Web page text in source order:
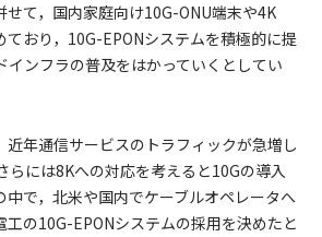
せて，国内家庭向け10G-ONU端末や4K
おり，10G-EPONシステムを積極的に提
インフラの普及をはかっていくとしてい
年通信サービスのトラフィックが急増し
らには8Kへの対応を考えると10Gの導入
中で，北米や国内でケーブルオペレータへ
の10G-EPONシステムの採用を決めたと